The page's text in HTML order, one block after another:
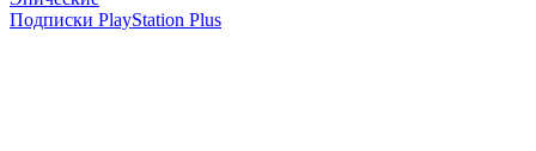
Подписки PlayStation Plus